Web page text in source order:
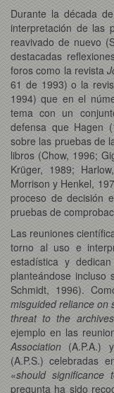
Durante la década
interpretación de las
reavivado de nuevo
destacadas
foros como la revista
61 de 1993) o la
1994) que en el
tema con un
defensa que Hagen
sobre las pruebas de
libros (Chow, 1996;
Krüger, 1989;
Morrison y Henkel,
proceso de decisión
pruebas de
Las reuniones
torno al uso e
estadística y
planteándose incluso
Schmidt, 1996).
misguided reliance on
threat to the
ejemplo en las
Association
(A.P.S.) celebradas
«should significance
pregunta ha sido